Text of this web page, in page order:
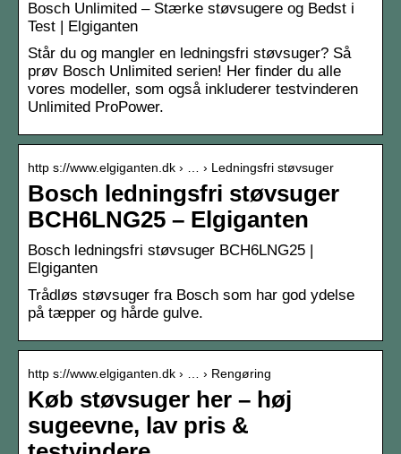
Bosch Unlimited – Stærke støvsugere og Bedst i
Test | Elgiganten
Står du og mangler en ledningsfri støvsuger? Så
prøv Bosch Unlimited serien! Her finder du alle
vores modeller, som også inkluderer testvinderen
Unlimited ProPower.
http s://www.elgiganten.dk › … › Ledningsfri støvsuger
Bosch ledningsfri støvsuger
BCH6LNG25 – Elgiganten
Bosch ledningsfri støvsuger BCH6LNG25 |
Elgiganten
Trådløs støvsuger fra Bosch som har god ydelse
på tæpper og hårde gulve.
http s://www.elgiganten.dk › … › Rengøring
Køb støvsuger her – høj
sugeevne, lav pris &